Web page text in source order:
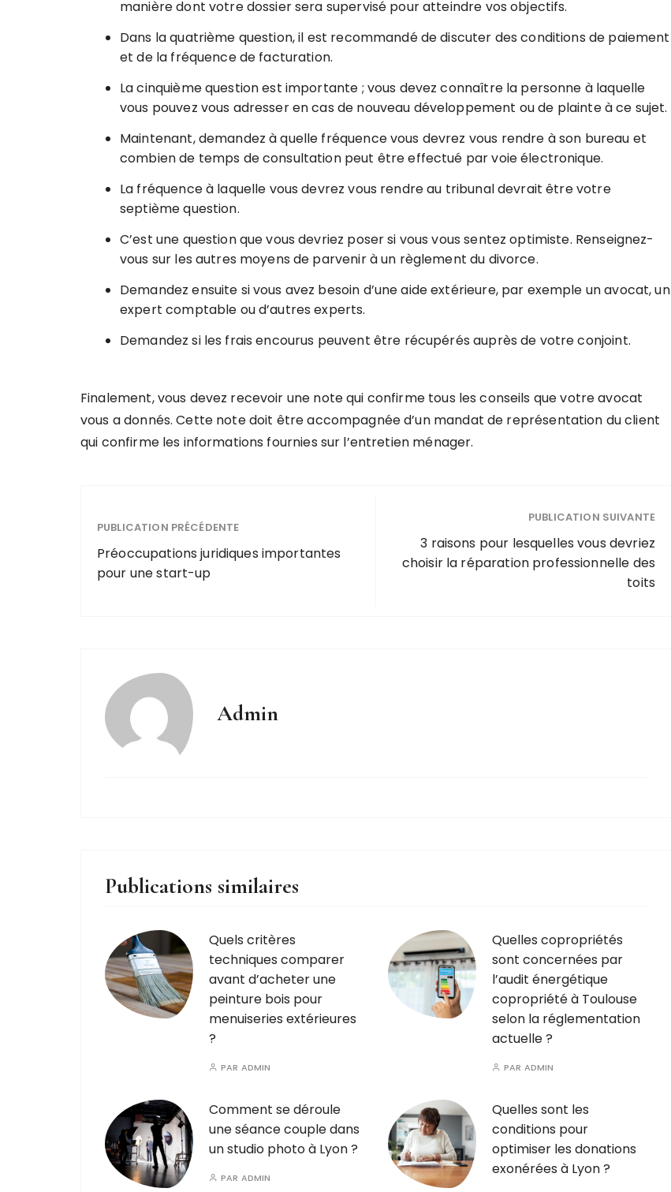
manière dont votre dossier sera supervisé pour atteindre vos objectifs.
Dans la quatrième question, il est recommandé de discuter des conditions de paiement
et de la fréquence de facturation.
La cinquième question est importante ; vous devez connaître la personne à laquelle
vous pouvez vous adresser en cas de nouveau développement ou de plainte à ce sujet.
Maintenant, demandez à quelle fréquence vous devrez vous rendre à son bureau et
combien de temps de consultation peut être effectué par voie électronique.
La fréquence à laquelle vous devrez vous rendre au tribunal devrait être votre
septième question.
C’est une question que vous devriez poser si vous vous sentez optimiste. Renseignez-
vous sur les autres moyens de parvenir à un règlement du divorce.
Demandez ensuite si vous avez besoin d’une aide extérieure, par exemple un avocat, un
expert comptable ou d’autres experts.
Demandez si les frais encourus peuvent être récupérés auprès de votre conjoint.
Finalement, vous devez recevoir une note qui confirme tous les conseils que votre avocat
vous a donnés. Cette note doit être accompagnée d’un mandat de représentation du client
qui confirme les informations fournies sur l’entretien ménager.
PUBLICATION PRÉCÉDENTE
Préoccupations juridiques importantes
pour une start-up
PUBLICATION SUIVANTE
3 raisons pour lesquelles vous devriez
choisir la réparation professionnelle des
toits
Admin
Publications similaires
Quels critères
techniques comparer
avant d’acheter une
peinture bois pour
menuiseries extérieures
?
PAR ADMIN
Quelles copropriétés
sont concernées par
l’audit énergétique
copropriété à Toulouse
selon la réglementation
actuelle ?
PAR ADMIN
Comment se déroule
une séance couple dans
un studio photo à Lyon ?
PAR ADMIN
Quelles sont les
conditions pour
optimiser les donations
exonérées à Lyon ?